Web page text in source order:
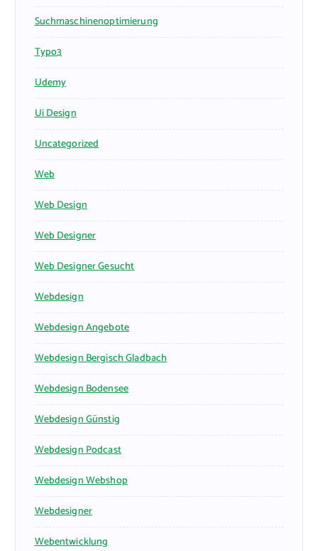
Suchmaschinenoptimierung
Typo3
Udemy
Ui Design
Uncategorized
Web
Web Design
Web Designer
Web Designer Gesucht
Webdesign
Webdesign Angebote
Webdesign Bergisch Gladbach
Webdesign Bodensee
Webdesign Günstig
Webdesign Podcast
Webdesign Webshop
Webdesigner
Webentwicklung